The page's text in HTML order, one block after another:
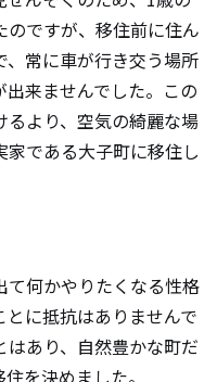
のですが、移住前に住ん
常に車が行き交う場所
来ませんでした。この
より、空気の綺麗な場
である大子町に移住し
何かやりたくなる性格
に抵抗はありませんで
あり、自然豊かな町だ